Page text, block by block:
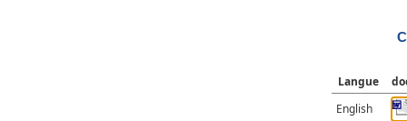
Langue
English